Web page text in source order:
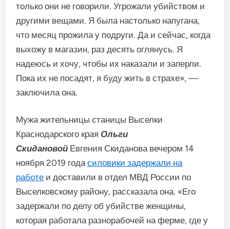
только они не говорили. Угрожали убийством и
другими вещами. Я была настолько напугана,
что месяц прожила у подруги. Да и сейчас, когда
выхожу в магазин, раз десять оглянусь. Я
надеюсь и хочу, чтобы их наказали и заперли.
Пока их не посадят, я буду жить в страхе», —
заключила она.
Мужа жительницы станицы Выселки
Краснодарского краяОльги
Скидановой Евгения Скиданова вечером 14
ноября 2019 годасиловики задержали на
работе и доставили в отдел МВД России по
Выселковскому району, рассказала она. «Его
задержали по делу об убийстве женщины,
которая работала разнорабочей на ферме, где у